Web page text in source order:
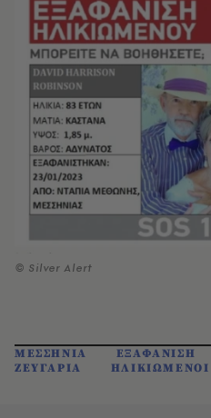
© Silver Alert
ΜΕΣΣΗΝΙΑ ΕΞΑΦΑΝΙΣΗ
ΖΕΥΓΑΡΙΑ
ΗΛΙΚΙΩΜΕΝΟΙ